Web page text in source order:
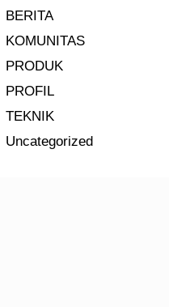
BERITA
KOMUNITAS
PRODUK
PROFIL
TEKNIK
Uncategorized